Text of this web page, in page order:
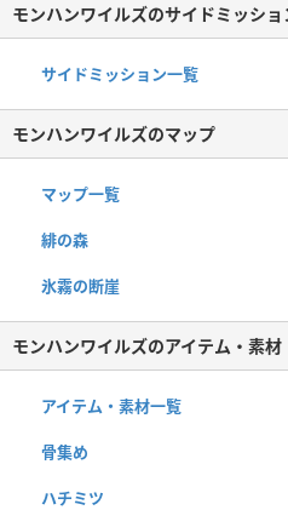
モンハンワイルズのサイドミッショ
サイドミッション一覧
モンハンワイルズのマップ
マップ一覧
緋の森
氷霧の断崖
モンハンワイルズのアイテム・素材
アイテム・素材一覧
骨集め
ハチミツ